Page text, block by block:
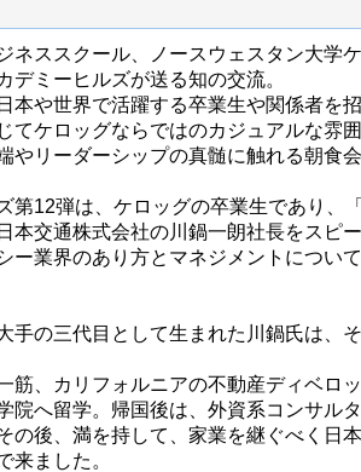
ネススクール、ノースウェスタン大学
デミーヒルズが送る知の交流。
本や世界で活躍する卒業生や関係者を
てケロッグならではのカジュアルな雰
やリーダーシップの真髄に触れる朝食
第12弾は、ケロッグの卒業生であり、
本交通株式会社の川鍋一朗社長をスピ
ー業界のあり方とマネジメントについ
手の三代目として生まれた川鍋氏は、
筋、カリフォルニアの不動産ディベロ
院へ留学。帰国後は、外資系コンサル
の後、満を持して、家業を継ぐべく日
来ました。